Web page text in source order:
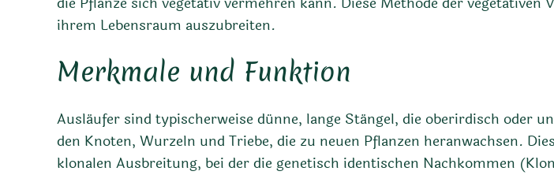
ihrem Lebensraum auszubreiten.
Merkmale und Funktion
Ausläufer sind typischerweise dünne, lange Stängel, die oberirdisch oder
den Knoten, Wurzeln und Triebe, die zu neuen Pflanzen heranwachsen.
klonalen Ausbreitung, bei der die genetisch identischen Nachkommen